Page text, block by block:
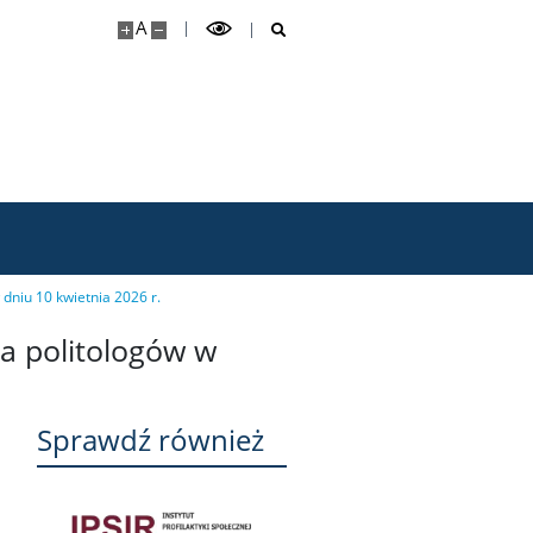
A
10 kwietnia 2026 r.
politologów w
Sprawdź również